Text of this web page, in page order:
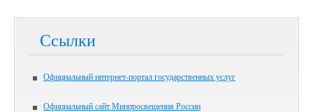
Ссылки
Официальный интернет-портал государственных услуг
Официальный сайт Минпросвещения России